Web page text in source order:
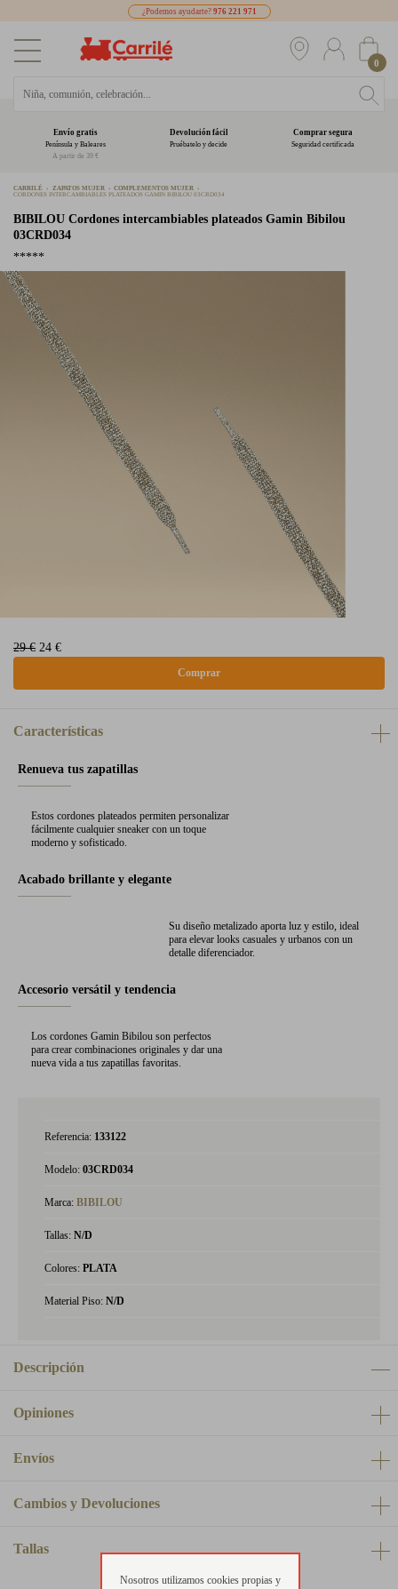
¿Podemos ayudarte? 976 221 971
0
Envío gratis
Península y Baleares
A partir de 39 €
Devolución fácil
Pruébatelo y decide
Comprar segura
Seguridad certificada
CARRILÉ ZAPATOS MUJER
COMPLEMENTOS MUJER
CORDONES INTERCAMBIABLES PLATEADOS GAMIN BIBILOU 03CRD034
BIBILOU Cordones intercambiables plateados Gamin Bibilou
03CRD034
*****
29 € 24 €
Características
Renueva tus zapatillas
Estos cordones plateados permiten personalizar
fácilmente cualquier sneaker con un toque
moderno y sofisticado.
Acabado brillante y elegante
Su diseño metalizado aporta luz y estilo, ideal
para elevar looks casuales y urbanos con un
detalle diferenciador.
Accesorio versátil y tendencia
Los cordones Gamin Bibilou son perfectos
para crear combinaciones originales y dar una
nueva vida a tus zapatillas favoritas.
Referencia: 133122
Modelo: 03CRD034
Marca: BIBILOU
Tallas: N/D
Colores: PLATA
Material Piso: N/D
Descripción
Opiniones
Envíos
Cambios y Devoluciones
Tallas
Nosotros utilizamos cookies propias y